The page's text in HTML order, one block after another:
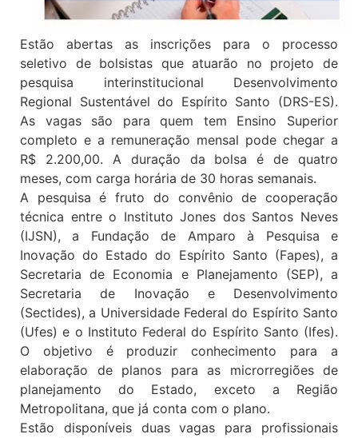
Estão abertas as inscrições para o processo
seletivo de bolsistas que atuarão no projeto de
pesquisa interinstitucional Desenvolvimento
Regional Sustentável do Espírito Santo (DRS-ES).
As vagas são para quem tem Ensino Superior
completo e a remuneração mensal pode chegar a
R$ 2.200,00. A duração da bolsa é de quatro
meses, com carga horária de 30 horas semanais.
A pesquisa é fruto do convênio de cooperação
técnica entre o Instituto Jones dos Santos Neves
(IJSN), a Fundação de Amparo à Pesquisa e
Inovação do Estado do Espírito Santo (Fapes), a
Secretaria de Economia e Planejamento (SEP), a
Secretaria de Inovação e Desenvolvimento
(Sectides), a Universidade Federal do Espírito Santo
(Ufes) e o Instituto Federal do Espírito Santo (Ifes).
O objetivo é produzir conhecimento para a
elaboração de planos para as microrregiões de
planejamento do Estado, exceto a Região
Metropolitana, que já conta com o plano.
Estão disponíveis duas vagas para profissionais